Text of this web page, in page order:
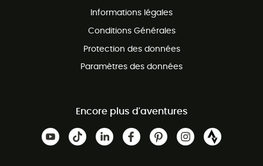
Informations légales
Conditions Générales
Protection des données
Paramètres des données
Encore plus d'aventures